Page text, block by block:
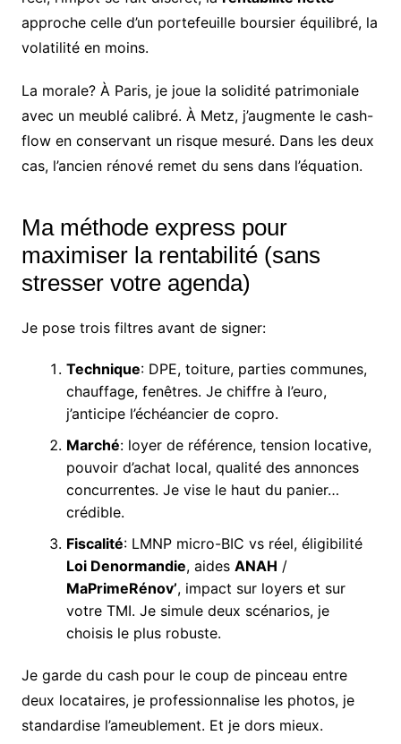
approche celle d’un portefeuille boursier équilibré, la
volatilité en moins.
La morale? À Paris, je joue la solidité patrimoniale
avec un meublé calibré. À Metz, j’augmente le cash-
flow en conservant un risque mesuré. Dans les deux
cas, l’ancien rénové remet du sens dans l’équation.
Ma méthode express pour
maximiser la rentabilité (sans
stresser votre agenda)
Je pose trois filtres avant de signer:
Technique: DPE, toiture, parties communes,
chauffage, fenêtres. Je chiffre à l’euro,
j’anticipe l’échéancier de copro.
Marché: loyer de référence, tension locative,
pouvoir d’achat local, qualité des annonces
concurrentes. Je vise le haut du panier…
crédible.
Fiscalité: LMNP micro-BIC vs réel, éligibilité
Loi Denormandie, aides ANAH /
MaPrimeRénov’, impact sur loyers et sur
votre TMI. Je simule deux scénarios, je
choisis le plus robuste.
Je garde du cash pour le coup de pinceau entre
deux locataires, je professionnalise les photos, je
standardise l’ameublement. Et je dors mieux.